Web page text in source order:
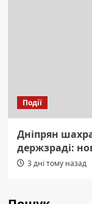
Події
Дніпрян
держзраді:
3 дні тому назад